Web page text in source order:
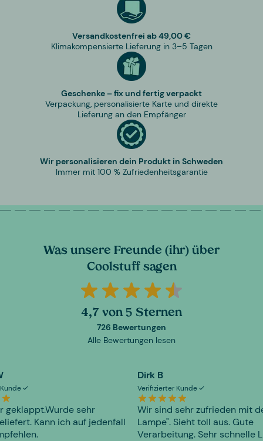
Versandkostenfrei ab 49,00 €
Klimakompensierte Lieferung in 3–5 Tagen
Geschenke – fix und fertig verpackt
Verpackung, personalisierte Karte und direkte
Lieferung an den Empfänger
Wir personalisieren dein Produkt in Schweden
Immer mit 100 % Zufriedenheitsgarantie
Was unsere Freunde (ihr) über
Coolstuff sagen
4,7 von 5 Sternen
726 Bewertungen
Alle Bewertungen lesen
geklappt.Wurde sehr
Kann ich auf jedenfall
Dirk B
Verifizierter Kunde
Wir sind sehr zufrieden mit
Lampe". Sieht toll aus. Gute
Verarbeitung. Sehr schnelle